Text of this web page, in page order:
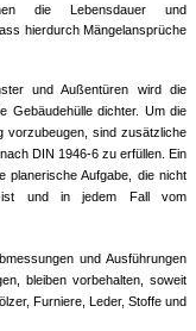
die Lebensdauer und
hierdurch Mängelansprüche
und Außentüren wird die
Gebäudehülle dichter. Um die
vorzubeugen, sind zusätzliche
DIN 1946-6 zu erfüllen. Ein
planerische Aufgabe, die nicht
ist und in jedem Fall vom
und Ausführungen
bleiben vorbehalten, soweit
Furniere, Leder, Stoffe und